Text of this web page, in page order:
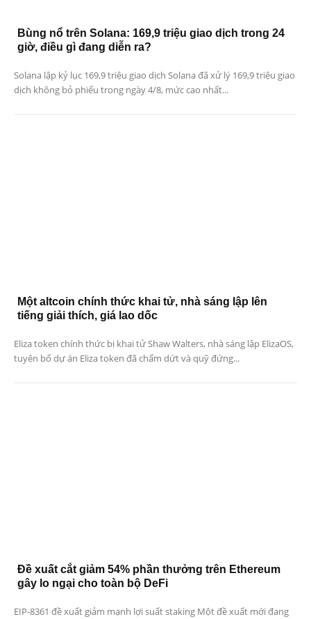
Bùng nổ trên Solana: 169,9 triệu giao dịch trong 24
giờ, điều gì đang diễn ra?
Solana lập kỷ lục 169,9 triệu giao dịch Solana đã xử lý 169,9 triệu giao
dịch không bỏ phiếu trong ngày 4/8, mức cao nhất...
Một altcoin chính thức khai tử, nhà sáng lập lên
tiếng giải thích, giá lao dốc
Eliza token chính thức bị khai tử Shaw Walters, nhà sáng lập ElizaOS,
tuyên bố dự án Eliza token đã chấm dứt và quỹ đứng...
Đề xuất cắt giảm 54% phần thưởng trên Ethereum
gây lo ngại cho toàn bộ DeFi
EIP-8361 đề xuất giảm mạnh lợi suất staking Một đề xuất mới đang